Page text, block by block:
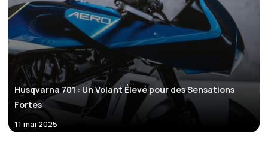
Husqvarna 701 : Un Volant Élevé pour des Sensations
Fortes
11 mai 2025